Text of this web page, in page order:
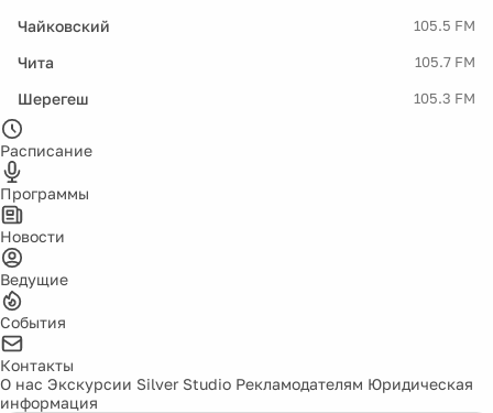
Чайковский 105.5 FM
Чита 105.7 FM
Шерегеш 105.3 FM
Расписание
Программы
Новости
Ведущие
События
Контакты
О нас Экскурсии Silver Studio Рекламодателям Юридическая
информация